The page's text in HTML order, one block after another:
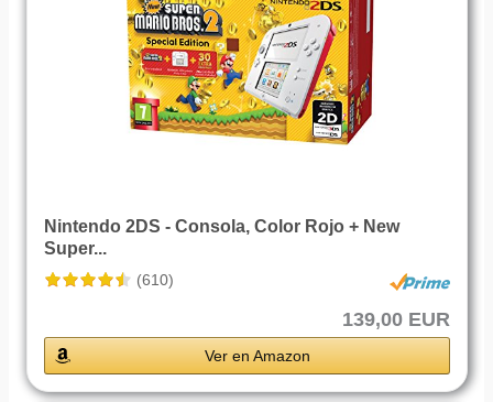
Nintendo 2DS - Consola, Color Rojo + New
Super...
(610)
139,00 EUR
Ver en Amazon